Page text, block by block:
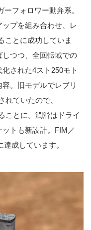
フォロワー動弁系。
プを組み合わせ、レ
ことに成功していま
つつ、全回転域での
された4スト250モト
。旧モデルでレブリ
れていたので、
ことに。潤滑はドライ
トも新設計。FIM／
成しています。